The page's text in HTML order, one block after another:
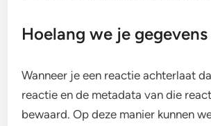
Hoelang we je
Wanneer je een reactie achterlaat
reactie en de metadata van die
bewaard. Op deze manier kunnen